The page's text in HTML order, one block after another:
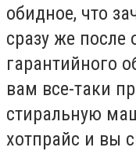
обидное, что
сразу же после
гарантийного
вам все-таки
стиральную
хотпрайс и вы